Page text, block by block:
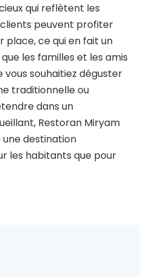
qui reflètent les
clients peuvent profiter
place, ce qui en fait un
les familles et les amis
vous souhaitiez déguster
traditionnelle ou
dans un
Restoran Miryam
destination
les habitants que pour